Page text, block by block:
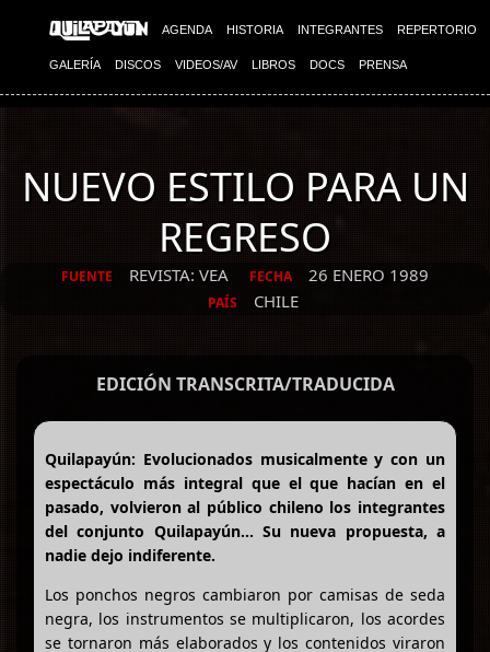
AGENDA HISTORIA INTEGRANTES REPERTORIO
GALERÍA DISCOS VIDEOS/AV LIBROS DOCS PRENSA
NUEVO ESTILO PARA UN
REGRESO
FUENTE REVISTA: VEA FECHA 26 ENERO 1989
PAÍS CHILE
EDICIÓN TRANSCRITA/TRADUCIDA
Quilapayún: Evolucionados musicalmente y con un
espectáculo más integral que el que hacían en el
pasado, volvieron al público chileno los integrantes
del conjunto Quilapayún... Su nueva propuesta, a
nadie dejo indiferente.
Los ponchos negros cambiaron por camisas de seda
negra, los instrumentos se multiplicaron, los acordes
se tornaron más elaborados y los contenidos viraron